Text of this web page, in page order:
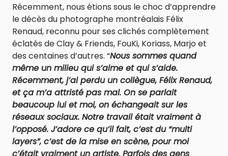
Récemment, nous étions sous le choc d’apprendre
le décès du photographe montréalais Félix
Renaud, reconnu pour ses clichés complètement
éclatés de Clay & Friends, FouKi, Koriass, Marjo et
des centaines d’autres. “Nous sommes quand
même un milieu qui s’aime et qui s’aide.
Récemment, j’ai perdu un collègue, Félix Renaud,
et ça m’a attristé pas mal. On se parlait
beaucoup lui et moi, on échangeait sur les
réseaux sociaux. Notre travail était vraiment à
l’opposé. J’adore ce qu’il fait, c’est du “multi
layers”, c’est de la mise en scène, pour moi